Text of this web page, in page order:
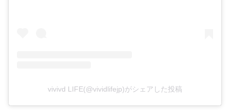
vivivd LIFE(@vividlifejp)がシェアした投稿